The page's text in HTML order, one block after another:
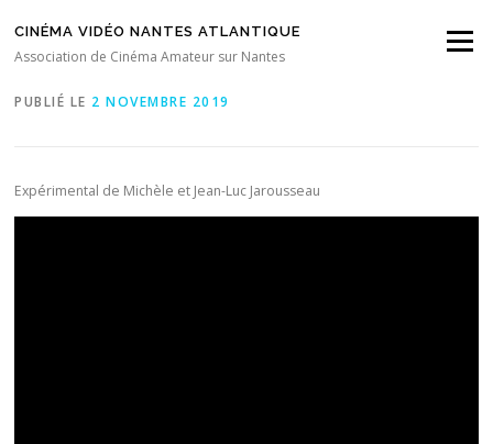
CINÉMA VIDÉO NANTES ATLANTIQUE
Association de Cinéma Amateur sur Nantes
Menu
Rêve
PUBLIÉ LE 2 NOVEMBRE 2019
Expérimental de Michèle et Jean-Luc Jarousseau